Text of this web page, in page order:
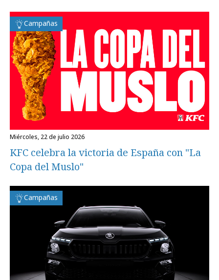
Campañas
miércoles, 22 de julio 2026
KFC celebra la victoria de España con "La
Copa del Muslo"
Campañas